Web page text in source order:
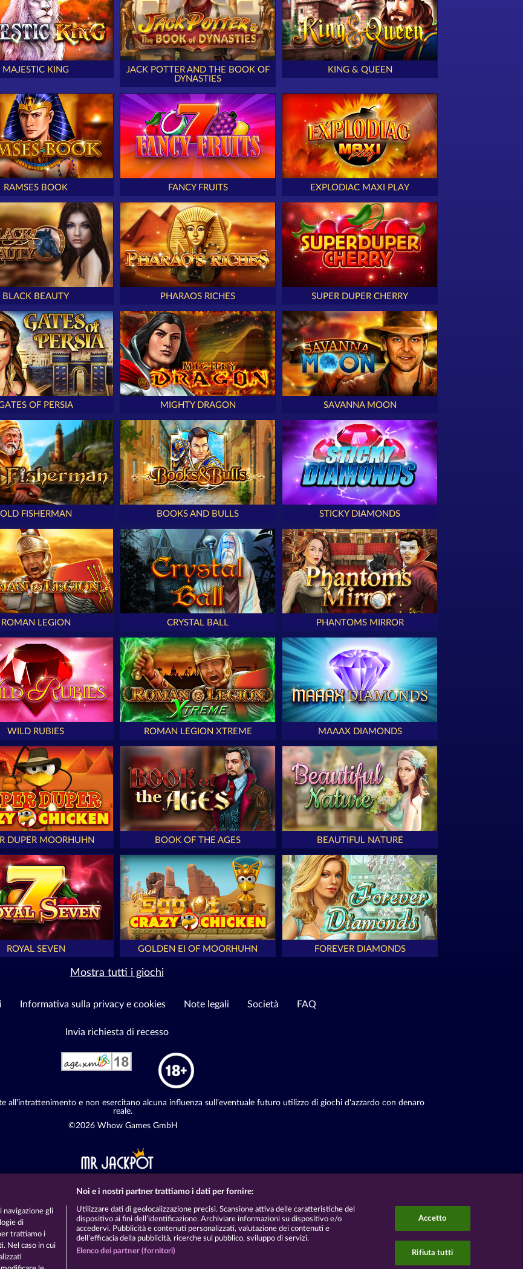
MAJESTIC KING
JACK POTTER AND THE BOOK OF
DYNASTIES
KING & QUEEN
RAMSES BOOK FANCY FRUITS EXPLODIAC MAXI PLAY
BLACK BEAUTY PHARAOS RICHES SUPER DUPER CHERRY
OF PERSIA MIGHTY DRAGON SAVANNA MOON
OLD FISHERMAN BOOKS AND BULLS STICKY DIAMONDS
ROMAN LEGION CRYSTAL BALL PHANTOMS MIRROR
WILD RUBIES ROMAN LEGION XTREME MAAAX DIAMONDS
DUPER MOORHUHN BOOK OF THE AGES BEAUTIFUL NATURE
ROYAL SEVEN GOLDEN EI OF MOORHUHN FOREVER DIAMONDS
Mostra tutti i giochi
Informativa sulla privacy e cookies Note legali Società FAQ
Invia richiesta di recesso
all'intrattenimento e non esercitano alcuna influenza sull’eventuale futuro utilizzo di giochi d'azzardo con denaro
reale.
©2026 Whow Games GmbH
navigazione gli
di
trattiamo i
Nel caso in cui
Noi e i nostri partner trattiamo i dati per fornire:
Utilizzare dati di geolocalizzazione precisi. Scansione attiva delle caratteristiche del
dispositivo ai fini dell’identificazione. Archiviare informazioni su dispositivo e/o
accedervi. Pubblicità e contenuti personalizzati, valutazione dei contenuti e
dell’efficacia della pubblicità, ricerche sul pubblico, sviluppo di servizi.
Elenco dei partner (fornitori)
Accetto
Rifiuta tutti